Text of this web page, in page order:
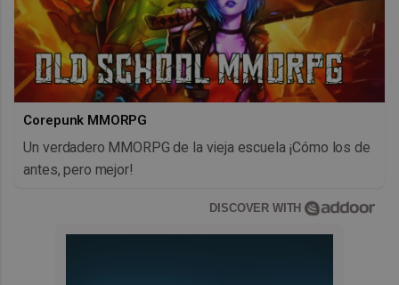
Corepunk MMORPG
Un verdadero MMORPG de la vieja escuela ¡Cómo los de
antes, pero mejor!
DISCOVER WITH